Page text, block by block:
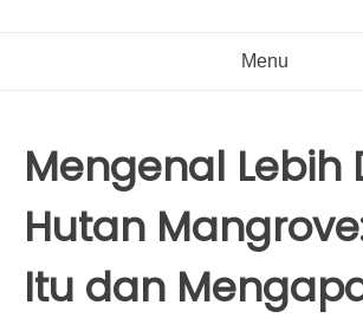
Menu
Mengenal Lebih
Hutan
Itu dan